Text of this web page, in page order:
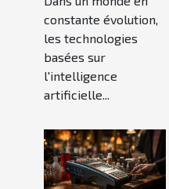
basés sur l'IA
constante évolution,
les technologies
basées sur
l'intelligence
artificielle...